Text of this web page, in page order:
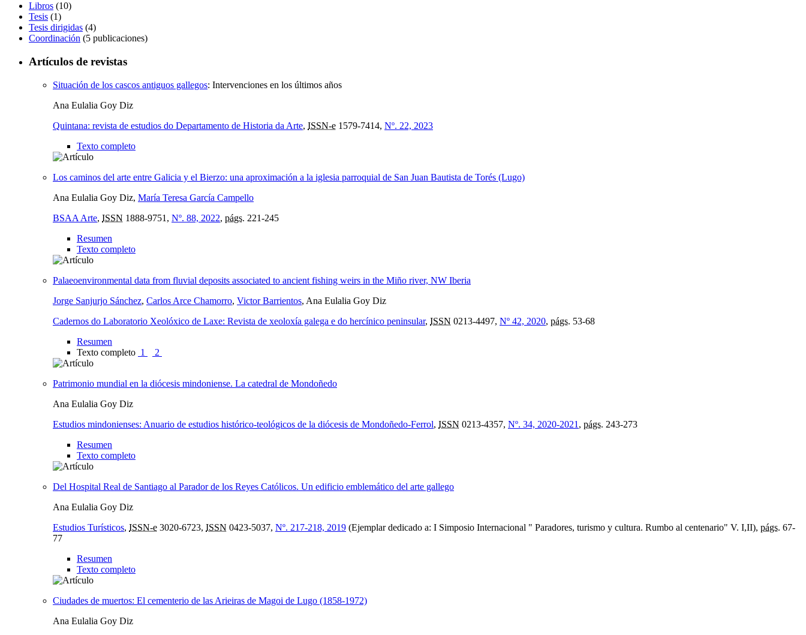
Libros (10)
Tesis (1)
Tesis dirigidas (4)
Coordinación (5 publicaciones)
Artículos de revistas
Situación de los cascos antiguos gallegos: Intervenciones en los últimos años
Ana Eulalia Goy Diz
Quintana: revista de estudios do Departamento de Historia da Arte, ISSN-e 1579-7414, Nº. 22, 2023
Texto completo
Los caminos del arte entre Galicia y el Bierzo: una aproximación a la iglesia parroquial de San Juan Bautista de Torés (Lugo)
Ana Eulalia Goy Diz, María Teresa García Campello
BSAA Arte, ISSN 1888-9751, Nº. 88, 2022, págs. 221-245
Resumen
Texto completo
Palaeoenvironmental data from fluvial deposits associated to ancient fishing weirs in the Miño river, NW Iberia
Jorge Sanjurjo Sánchez, Carlos Arce Chamorro, Victor Barrientos, Ana Eulalia Goy Diz
Cadernos do Laboratorio Xeolóxico de Laxe: Revista de xeoloxía galega e do hercínico peninsular, ISSN 0213-4497, Nº 42, 2020, págs. 53-68
Resumen
Texto completo 1 2
Patrimonio mundial en la diócesis mindoniense. La catedral de Mondoñedo
Ana Eulalia Goy Diz
Estudios mindonienses: Anuario de estudios histórico-teológicos de la diócesis de Mondoñedo-Ferrol, ISSN 0213-4357, Nº. 34, 2020-2021 , págs. 243-273
Resumen
Texto completo
Del Hospital Real de Santiago al Parador de los Reyes Católicos. Un edificio emblemático del arte gallego
Ana Eulalia Goy Diz
Estudios Turísticos, ISSN-e 3020-6723, ISSN 0423-5037, Nº. 217-218, 2019 (Ejemplar dedicado a: I Simposio Internacional " Paradores, turismo y cultura. Rumbo al centenario" V. I,II), págs. 67-
77
Resumen
Texto completo
Ciudades de muertos: El cementerio de las Arieiras de Magoi de Lugo (1858-1972)
Ana Eulalia Goy Diz